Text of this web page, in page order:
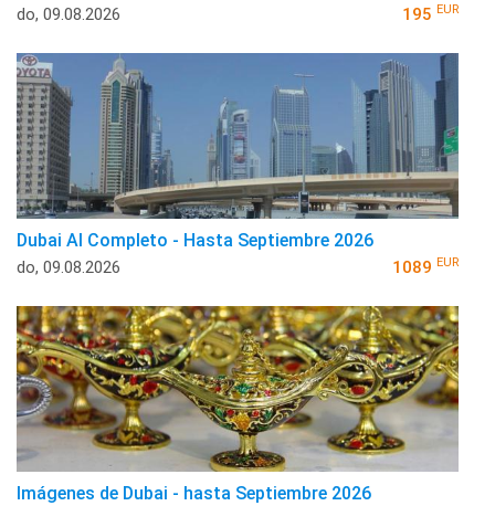
do, 09.08.2026 195 EUR
Dubai Al Completo - Hasta Septiembre 2026
do, 09.08.2026 1089 EUR
Imágenes de Dubai - hasta Septiembre 2026